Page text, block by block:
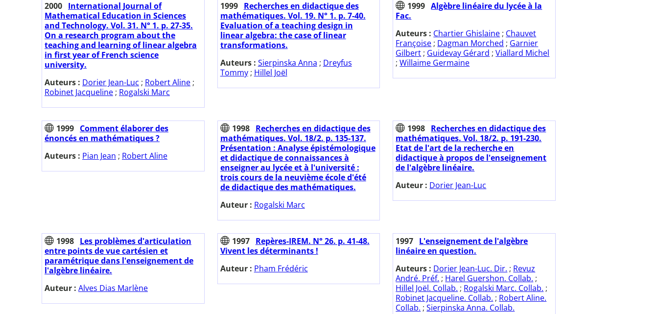
2000 International Journal of
Mathematical Education in Sciences
and Technology. Vol. 31. N° 1. p. 27-35.
On a research program about the
teaching and learning of linear algebra
in first year of French science
university.
Auteurs : Dorier Jean-Luc ; Robert Aline ;
Robinet Jacqueline ; Rogalski Marc
1999
Recherches en didactique des
mathématiques. Vol. 19. N° 1. p. 7-40.
Evaluation of a teaching design in
linear algebra: the case of linear
transformations.
Auteurs : Sierpinska Anna ; Dreyfus
Tommy; Hillel Joël
1999 Algèbre linéaire du lycée à la
Fac.
Auteurs : Chartier Ghislaine ; Chauvet
Françoise ; Dagman Morched ; Garnier
Gilbert ; Guidevay Gérard ;Viallard Michel
;Willaime Germaine
1999 Comment élaborer des
énoncés en mathématiques ?
Auteurs : Pian Jean ; Robert Aline
1998
Recherches en didactique des
mathématiques. Vol. 18/2. p. 135-137.
Présentation : Analyse épistémologique
et didactique de connaissances à
enseigner au lycée et à l'université :
trois cours de la neuvième école d'été
de didactique des mathématiques.
Auteur : Rogalski Marc
1998 Recherches en didactique des
mathématiques. Vol. 18/2. p. 191-230.
Etat de l'art de la recherche en
didactique à propos de l'enseignement
de l'algèbre linéaire.
Auteur : Dorier Jean-Luc
1998 Les problèmes d'articulation
entre points de vue cartésien et
paramétrique dans l'enseignement de
l'algèbre linéaire.
Auteur : Alves Dias Marlène
1997
Repères-IREM. N° 26. p. 41-48.
Vivent les déterminants !
Auteur : Pham Frédéric
1997 L'enseignement de l'algèbre
linéaire en question.
Auteurs : Dorier Jean-Luc. Dir. ; Revuz
André. Préf. ; Harel Guershon. Collab. ;
Hillel Joël. Collab. ; Rogalski Marc. Collab. ;
Robinet Jacqueline. Collab. ; Robert Aline.
Collab. ;Sierpinska Anna. Collab.